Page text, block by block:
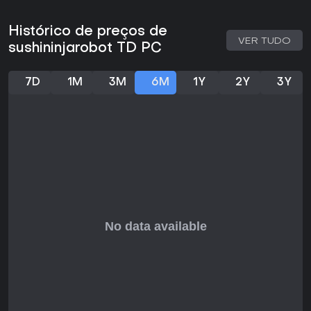
leve sem multiplayer ou puzzles profundos, é uma ótima
escolha para jogatinas solo casuais no PC.
Histórico de preços de
sushininjarobot TD PC
VER TUDO
7D 1M 3M 6M 1Y 2Y 3Y